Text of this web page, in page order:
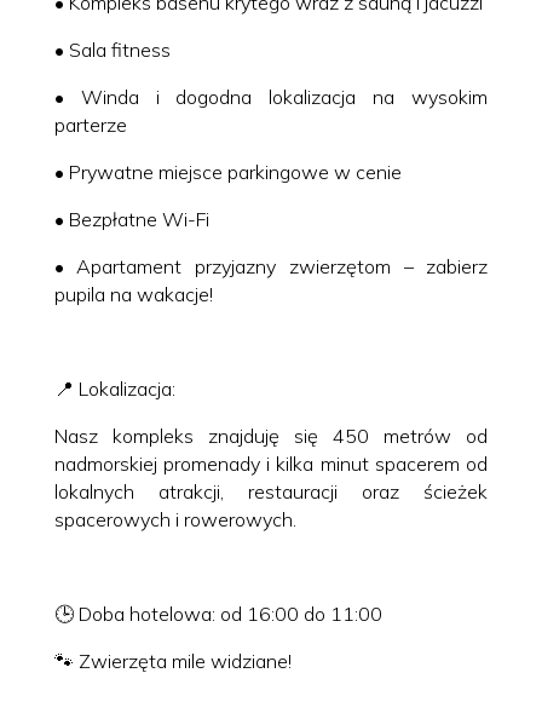
• Sala fitness
• Winda i dogodna lokalizacja na wysokim
parterze
• Prywatne miejsce parkingowe w cenie
• Bezpłatne Wi-Fi
• Apartament przyjazny zwierzętom – zabierz
pupila na wakacje!
📍 Lokalizacja:
Nasz kompleks znajduję się 450 metrów od
nadmorskiej promenady i kilka minut spacerem od
lokalnych atrakcji, restauracji oraz ścieżek
spacerowych i rowerowych.
🕒 Doba hotelowa: od 16:00 do 11:00
🐾 Zwierzęta mile widziane!